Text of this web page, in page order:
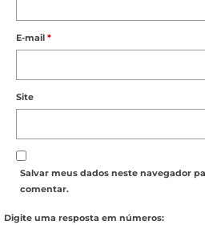
E-mail *
Site
Salvar meus dados neste navegador
comentar.
Digite uma resposta em números: